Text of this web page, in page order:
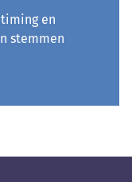
en
stemmen